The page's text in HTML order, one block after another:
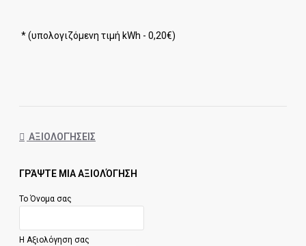
* (υπολογιζόμενη τιμή kWh - 0,20€)
ΑΞΙΟΛΟΓΉΣΕΙΣ
ΓΡΆΨΤΕ ΜΙΑ ΑΞΙΟΛΌΓΗΣΗ
Το Όνομα σας
Η Αξιολόγηση σας